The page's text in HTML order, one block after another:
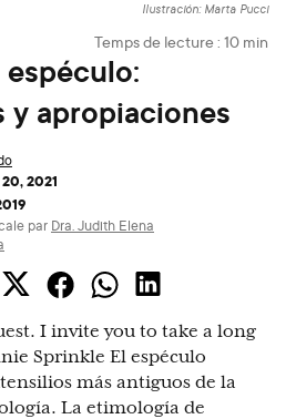
Ilustración: Marta Pucci
Temps de lecture : 10 min
y apropiaciones
2021
par Dra. Judith Elena
I invite you to take a long
Sprinkle El espéculo
más antiguos de la
La etimología de